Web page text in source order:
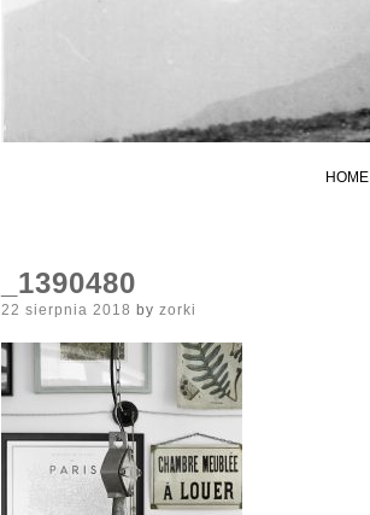
HOME
_1390480
Posted
22 sierpnia 2018 by zorki